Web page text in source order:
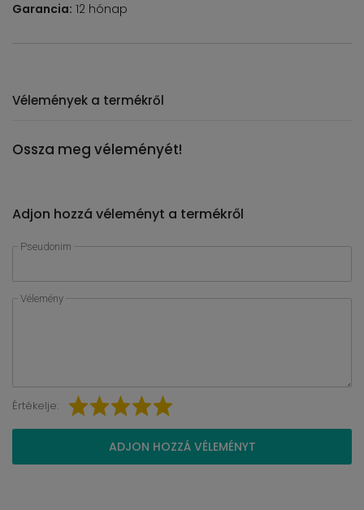
Garancia: 12 hónap
Vélemények a termékről
Ossza meg véleményét!
Adjon hozzá véleményt a termékről
Pseudonim
Vélemény
Értékelje:
ADJON HOZZÁ VÉLEMÉNYT